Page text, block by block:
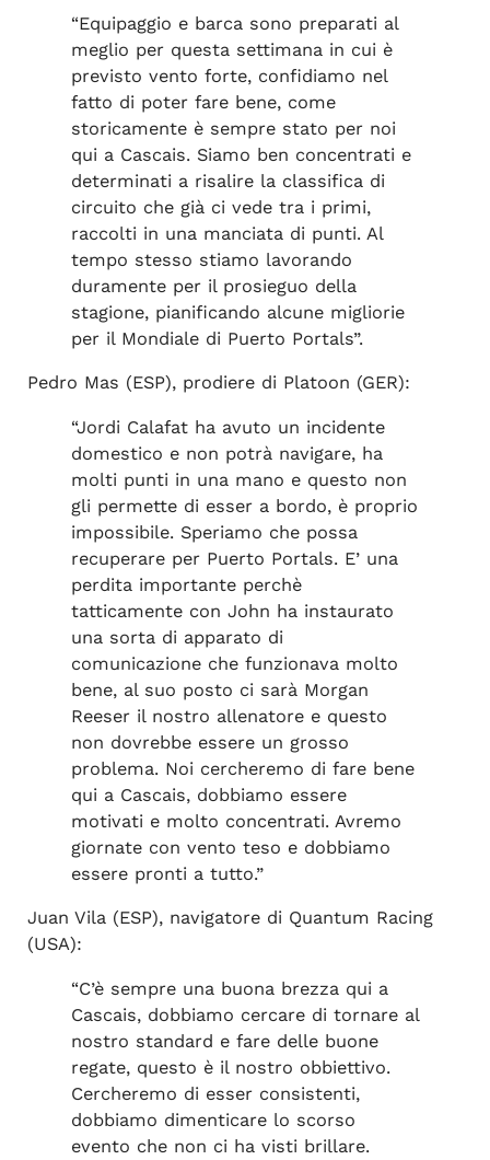
“Equipaggio e barca sono preparati al
meglio per questa settimana in cui è
previsto vento forte, confidiamo nel
fatto di poter fare bene, come
storicamente è sempre stato per noi
qui a Cascais. Siamo ben concentrati e
determinati a risalire la classifica di
circuito che già ci vede tra i primi,
raccolti in una manciata di punti. Al
tempo stesso stiamo lavorando
duramente per il prosieguo della
stagione, pianificando alcune migliorie
per il Mondiale di Puerto Portals”.
Pedro Mas (ESP), prodiere di Platoon (GER):
“Jordi Calafat ha avuto un incidente
domestico e non potrà navigare, ha
molti punti in una mano e questo non
gli permette di esser a bordo, è proprio
impossibile. Speriamo che possa
recuperare per Puerto Portals. E’ una
perdita importante perchè
tatticamente con John ha instaurato
una sorta di apparato di
comunicazione che funzionava molto
bene, al suo posto ci sarà Morgan
Reeser il nostro allenatore e questo
non dovrebbe essere un grosso
problema. Noi cercheremo di fare bene
qui a Cascais, dobbiamo essere
motivati e molto concentrati. Avremo
giornate con vento teso e dobbiamo
essere pronti a tutto.”
Juan Vila (ESP), navigatore di Quantum Racing
(USA):
“C’è sempre una buona brezza qui a
Cascais, dobbiamo cercare di tornare al
nostro standard e fare delle buone
regate, questo è il nostro obbiettivo.
Cercheremo di esser consistenti,
dobbiamo dimenticare lo scorso
evento che non ci ha visti brillare.